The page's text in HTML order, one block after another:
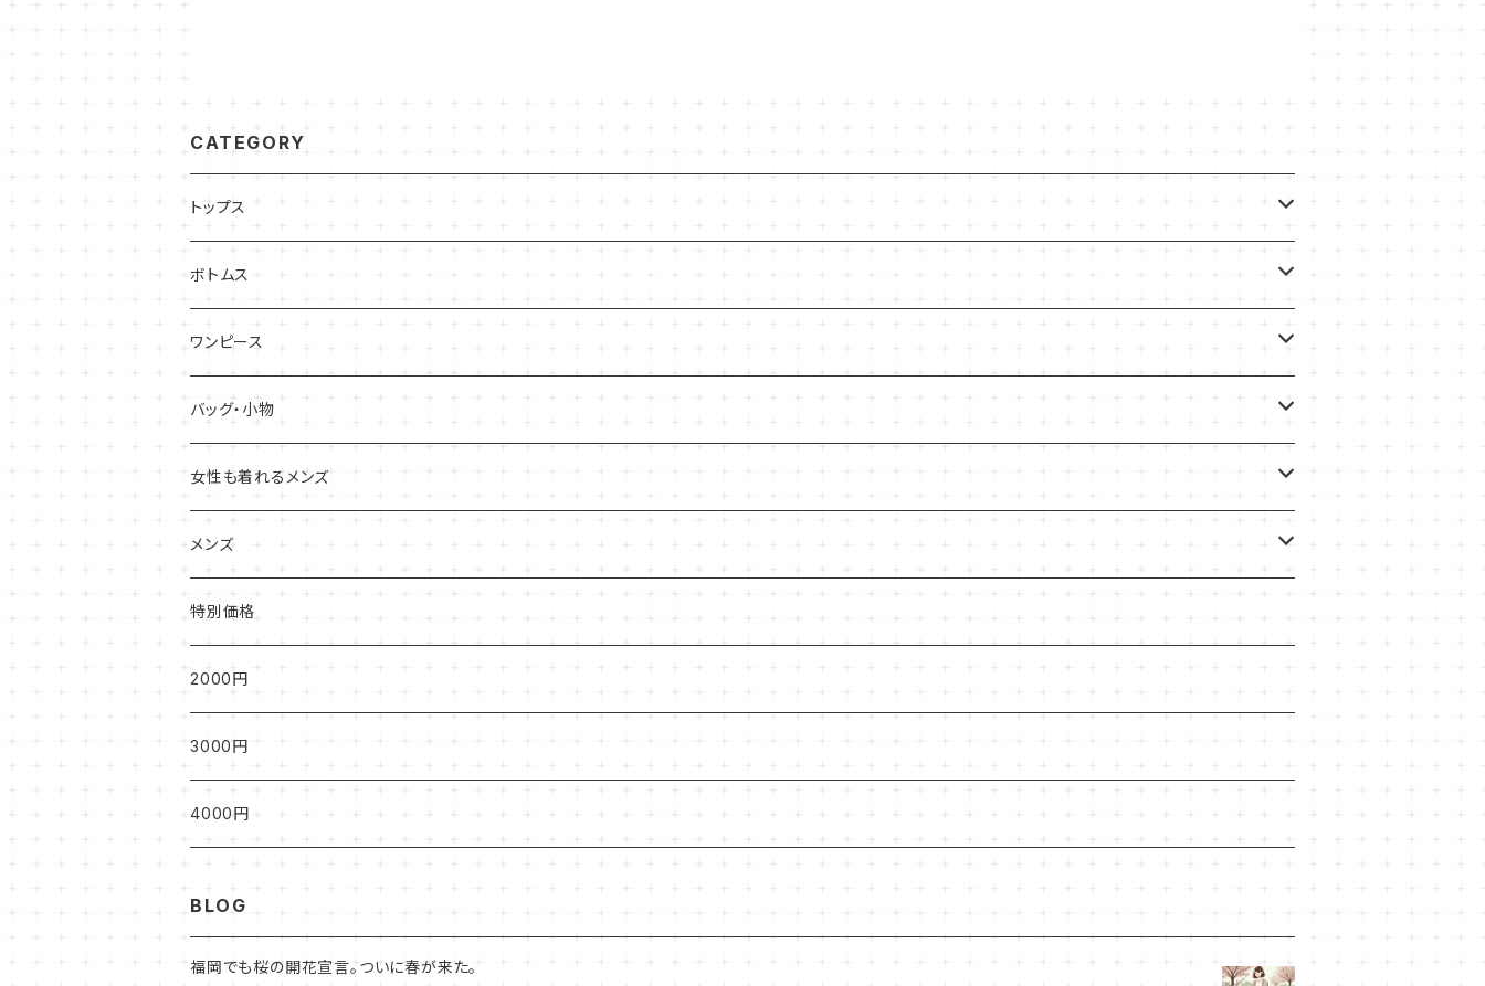
CATEGORY
トップス
半袖・ノースリーブ
五分袖・七分袖
長袖
カーディガン
ベスト
ボトムス
スカート
ひざ丈
ロング丈
パンツ
ワンピース
半袖・ノースリーブ
五分袖・七分袖
長袖
ひざ丈
ロング丈
バッグ・小物
バッグ
ハンドバッグ
トートバッグ
小物
女性も着れるメンズ
半袖
長袖
カーディガン
メンズ
半袖
長袖
カーディガン
特別価格
2000円
3000円
4000円
BLOG
福岡でも桜の開花宣言。ついに春が来た。